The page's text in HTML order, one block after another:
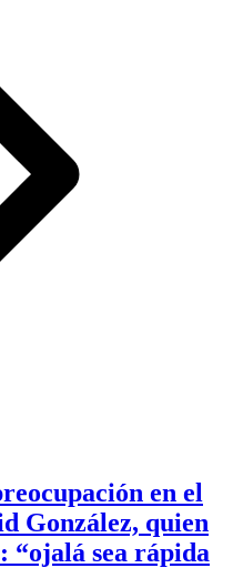
en el
González, quien
“ojalá sea rápida